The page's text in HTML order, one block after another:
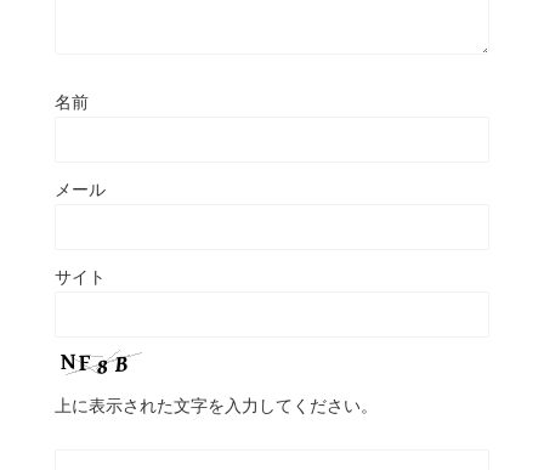
名前
メール
サイト
上に表示された文字を入力してください。